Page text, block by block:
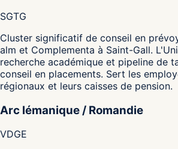
SGTG
Cluster significatif de conseil en
alm et Complementa à Saint-Gall.
recherche académique et pipeline de
conseil en placements. Sert les
régionaux et leurs caisses de pension.
Arc lémanique / Romandie
VDGE